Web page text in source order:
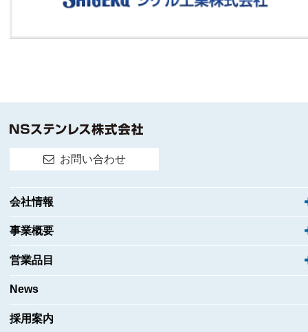
お問い合わせ
会社情報
事業概要
営業品目
News
採用案内